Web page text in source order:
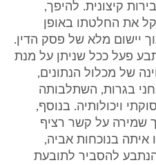
קיצונית. להיפך,
את החלטתו באופן
יישום מלא של פסק הדין.
פעל ככל שניתן על מנת
של מכלול הנתונים,
בגרות, השתלבותה
ויכולותיה. בנוסף,
שמירה על קשר רציף
איתה בנוכחות אביה,
הנתבע להסביר לתובעת